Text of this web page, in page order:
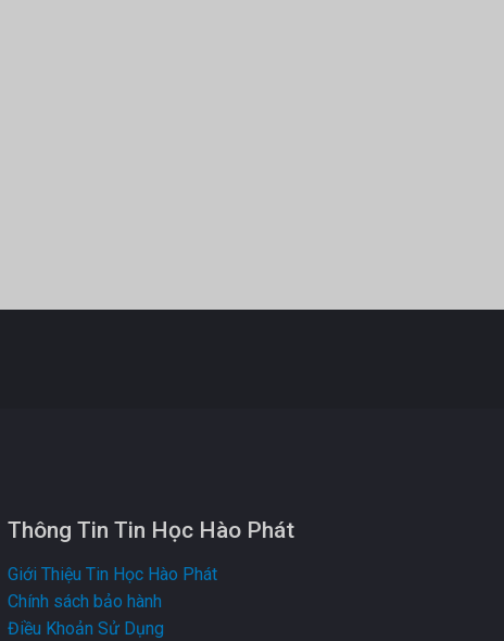
Thông Tin Tin Học Hào Phát
Giới Thiệu Tin Học Hào Phát
Chính sách bảo hành
Điều Khoản Sử Dụng